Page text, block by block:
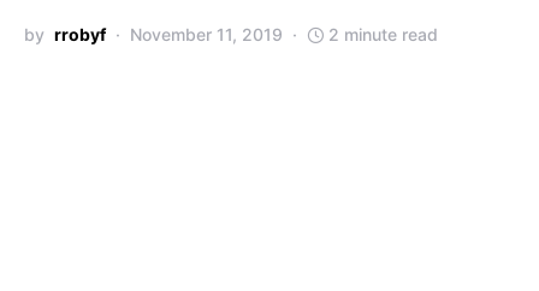
by rrobyf November 11, 2019 2 minute read